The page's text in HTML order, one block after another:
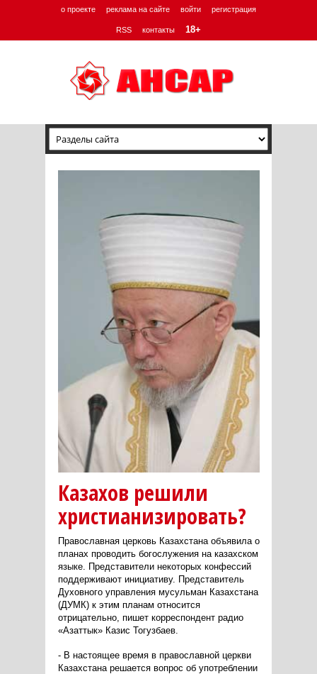
о проекте реклама на сайте войти регистрация
RSS контакты 18+
Казахов решили
христианизировать?
Православная церковь Казахстана объявила о
планах проводить богослужения на казахском
языке. Представители некоторых конфессий
поддерживают инициативу. Представитель
Духовного управления мусульман Казахстана
(ДУМК) к этим планам относится
отрицательно, пишет корреспондент радио
«Азаттык» Казис Тогузбаев.
- В настоящее время в православной церкви
Казахстана решается вопрос об употреблении